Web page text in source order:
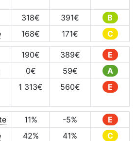
318€ 391€
B
168€ 171€ C
190€ 389€
E
0€ 59€
A
1 313€ 560€ E
11% -5%
E
42% 41%
C